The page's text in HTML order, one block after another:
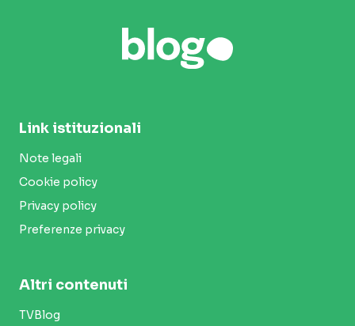
Link istituzionali
Note legali
Cookie policy
Privacy policy
Preferenze privacy
Altri contenuti
TVBlog